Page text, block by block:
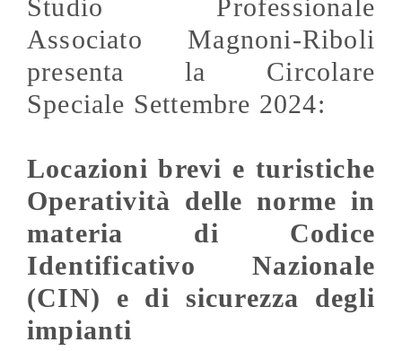
Studio Professionale
Associato Magnoni-Riboli
presenta la Circolare
Speciale Settembre 2024:
Locazioni brevi e turistiche
Operatività delle norme in
materia di Codice
Identificativo Nazionale
(CIN) e di sicurezza degli
impianti